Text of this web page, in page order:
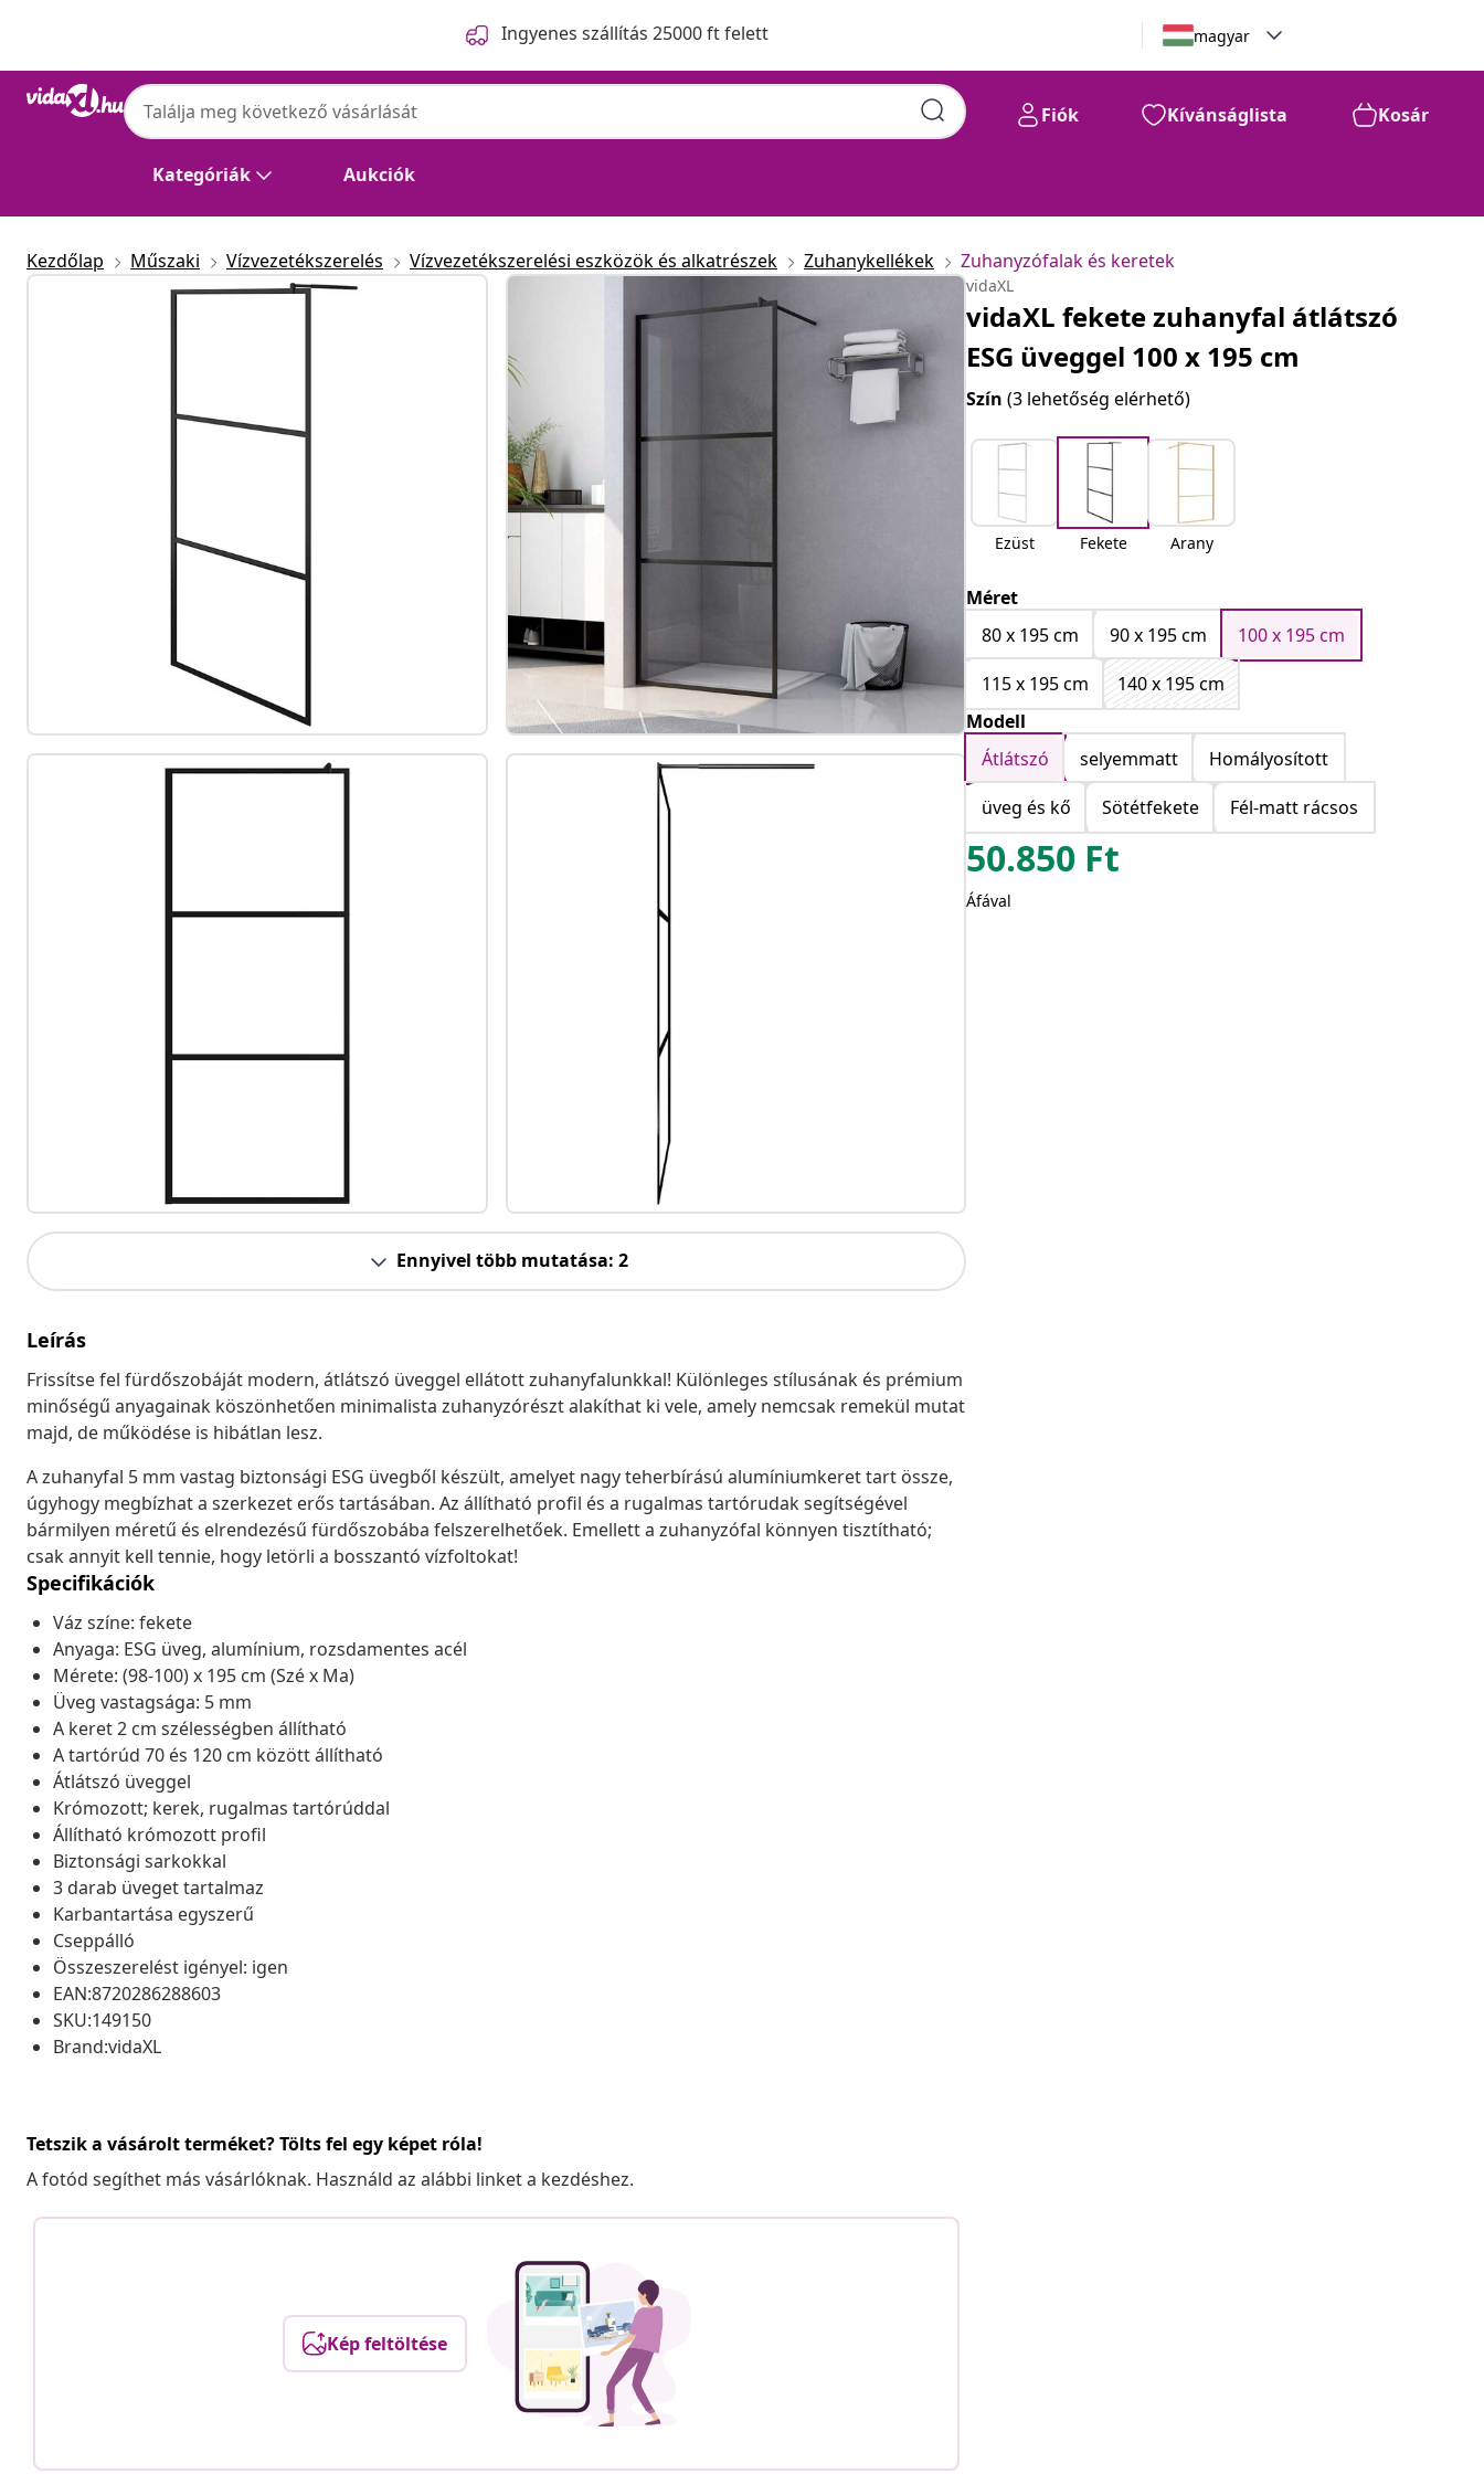
Ingyenes szállítás 25000 ft felett magyar
Kategóriák Aukciók
Fiók Kívánságlista Kosár
Kezdőlap Műszaki Vízvezetékszerelés Vízvezetékszerelési eszközök és alkatrészek Zuhanykellékek Zuhanyzófalak és keretek
Ennyivel több mutatása: 2
Leírás
Frissítse fel fürdőszobáját modern, átlátszó üveggel ellátott zuhanyfalunkkal! Különleges stílusának és prémium
minőségű anyagainak köszönhetően minimalista zuhanyzórészt alakíthat ki vele, amely nemcsak remekül mutat
majd, de működése is hibátlan lesz.
A zuhanyfal 5 mm vastag biztonsági ESG üvegből készült, amelyet nagy teherbírású alumíniumkeret tart össze,
úgyhogy megbízhat a szerkezet erős tartásában. Az állítható profil és a rugalmas tartórudak segítségével
bármilyen méretű és elrendezésű fürdőszobába felszerelhetőek. Emellett a zuhanyzófal könnyen tisztítható;
csak annyit kell tennie, hogy letörli a bosszantó vízfoltokat!
Specifikációk
Váz színe: fekete
Anyaga: ESG üveg, alumínium, rozsdamentes acél
Mérete: (98-100) x 195 cm (Szé x Ma)
Üveg vastagsága: 5 mm
A keret 2 cm szélességben állítható
A tartórúd 70 és 120 cm között állítható
Átlátszó üveggel
Krómozott; kerek, rugalmas tartórúddal
Állítható krómozott profil
Biztonsági sarkokkal
3 darab üveget tartalmaz
Karbantartása egyszerű
Cseppálló
Összeszerelést igényel: igen
EAN:8720286288603
SKU:149150
Brand:vidaXL
Tetszik a vásárolt terméket? Tölts fel egy képet róla!
A fotód segíthet más vásárlóknak. Használd az alábbi linket a kezdéshez.
Kép feltöltése
vidaXL
vidaXL fekete zuhanyfal átlátszó
ESG üveggel 100 x 195 cm
Szín(3 lehetőség elérhető)
Ezüst Fekete Arany
Méret
80 x 195 cm
90 x 195 cm
100 x 195 cm
115 x 195 cm
140 x 195 cm
Modell
Átlátszó
selyemmatt
Homályosított
üveg és kő
Sötétfekete Fél-matt rácsos
50.850 Ft
Áfával